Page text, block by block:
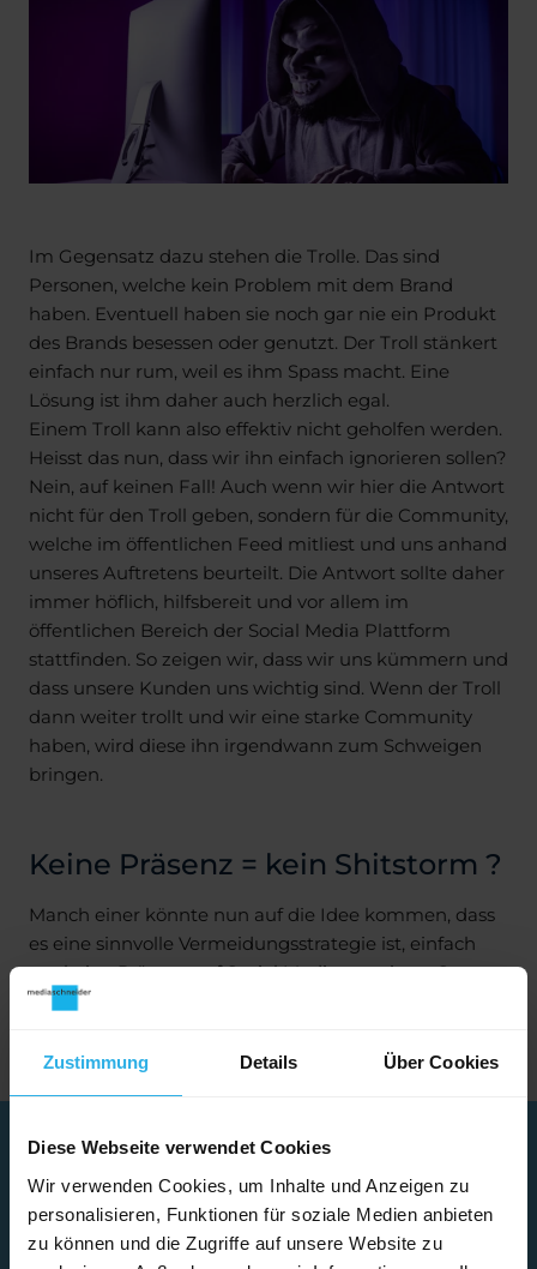
Zustimmung Details Über Cookies
Diese Webseite verwendet Cookies
Wir verwenden Cookies, um Inhalte und Anzeigen zu
personalisieren, Funktionen für soziale Medien anbieten
zu können und die Zugriffe auf unsere Website zu
Im Gegensatz dazu stehen die Trolle. Das sind
Personen, welche kein Problem mit dem Brand
haben. Eventuell haben sie noch gar nie ein Produkt
des Brands besessen oder genutzt. Der Troll stänkert
einfach nur rum, weil es ihm Spass macht. Eine
Lösung ist ihm daher auch herzlich egal.
Einem Troll kann also effektiv nicht geholfen werden.
Heisst das nun, dass wir ihn einfach ignorieren sollen?
Nein, auf keinen Fall! Auch wenn wir hier die Antwort
nicht für den Troll geben, sondern für die Community,
welche im öffentlichen Feed mitliest und uns anhand
unseres Auftretens beurteilt. Die Antwort sollte daher
immer höflich, hilfsbereit und vor allem im
öffentlichen Bereich der Social Media Plattform
stattfinden. So zeigen wir, dass wir uns kümmern und
dass unsere Kunden uns wichtig sind. Wenn der Troll
dann weiter trollt und wir eine starke Community
haben, wird diese ihn irgendwann zum Schweigen
bringen.
Keine Präsenz = kein Shitstorm ?
Manch einer könnte nun auf die Idee kommen, dass
es eine sinnvolle Vermeidungsstrategie ist, einfach
gar keine Präsenz auf Social Media zu zeigen. So
kann ja auch keiner einen negativen Kommentar
Ohne eigene Social Media Präsenz ist man